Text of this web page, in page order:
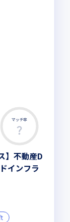
マッチ率
】不動産D
インフラ